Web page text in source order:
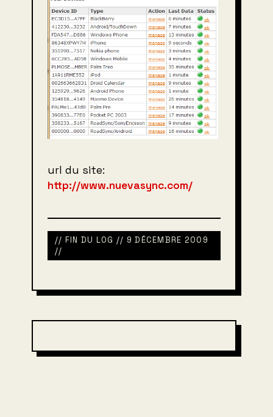
url du site:
http://www.nuevasync.com/
// FIN DU LOG // 9 DÉCEMBRE 2009
//